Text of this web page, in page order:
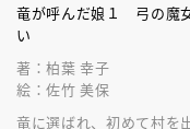
竜が呼んだ娘１ 弓の魔
い
著：柏葉 幸子
絵：佐竹 美保
竜に選ばれ、初めて村を